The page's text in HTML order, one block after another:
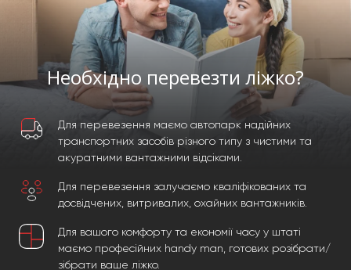
Необхідно перевезти ліжко?
Для перевезення маємо автопарк надійних
транспортних засобів різного типу з чистими та
акуратними вантажними відсіками.
Для перевезення залучаємо кваліфікованих та
досвідчених, витривалих, охайних вантажників.
Для вашого комфорту та економії часу у штаті
маємо професійних handy man, готових розібрати/
зібрати ваше ліжко.